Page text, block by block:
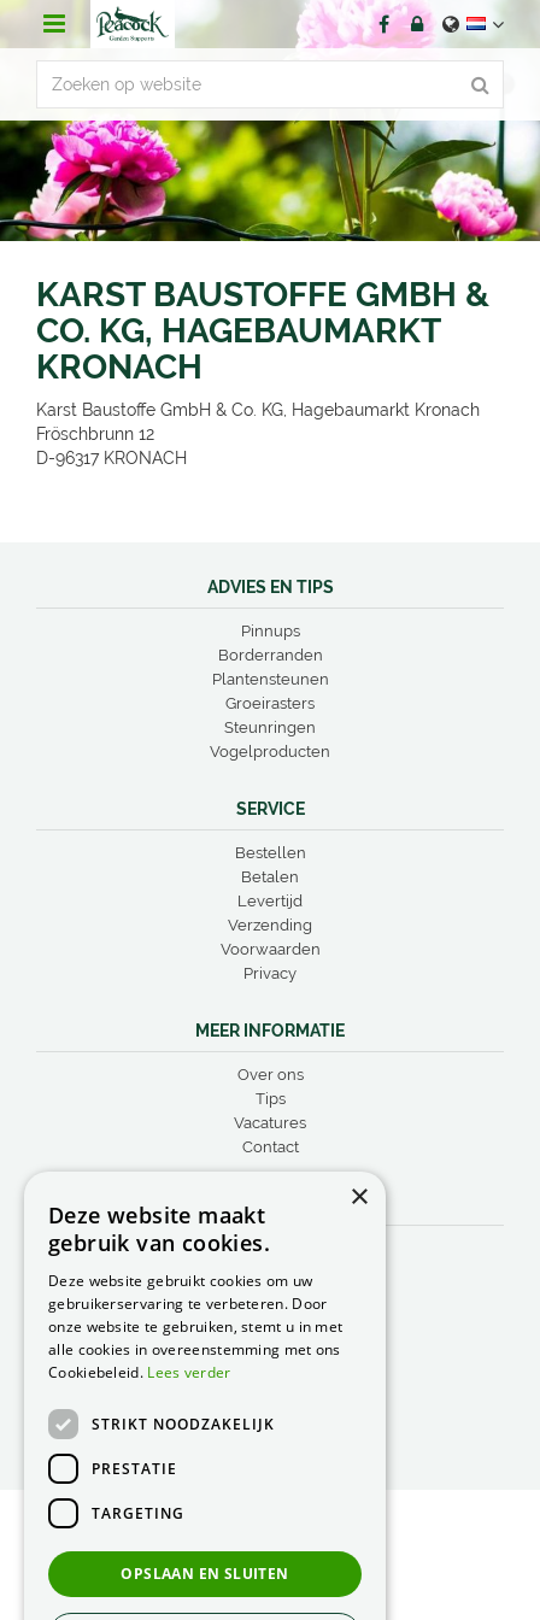
r
n
t
KARST BAUSTOFFE GMBH &
CO. KG, HAGEBAUMARKT
KRONACH
Karst Baustoffe GmbH & Co. KG, Hagebaumarkt Kronach
Fröschbrunn 12
D-96317 KRONACH
ADVIES EN TIPS
Pinnups
Borderranden
Plantensteunen
Groeirasters
Steunringen
Vogelproducten
SERVICE
Bestellen
Betalen
Levertijd
Verzending
Voorwaarden
Privacy
MEER INFORMATIE
Over ons
Tips
Vacatures
Contact
CONTACT
Peacock Garden Supports
Industrieweg 22
5688 DP Oirschot
Nederland
T.0499 57 40 80
Privacy Statement
Green Solutions
×
Deze website maakt
gebruik van cookies.
Deze website gebruikt cookies om uw
gebruikerservaring te verbeteren. Door
onze website te gebruiken, stemt u in met
alle cookies in overeenstemming met ons
Cookiebeleid. Lees verder
STRIKT NOODZAKELIJK
PRESTATIE
TARGETING
OPSLAAN EN SLUITEN